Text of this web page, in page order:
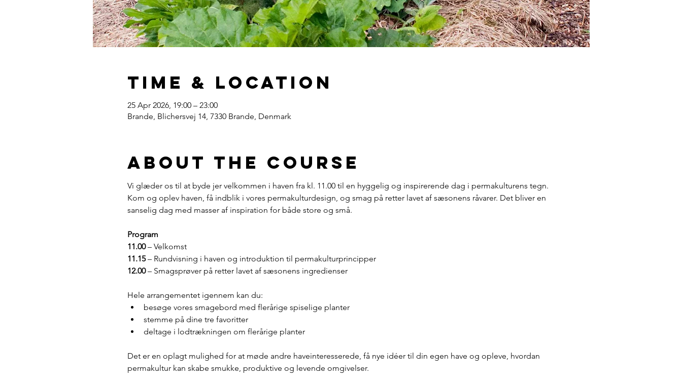
Time & Location
25 Apr 2026, 19:00 – 23:00
Brande, Blichersvej 14, 7330 Brande, Denmark
About the course
Vi glæder os til at byde jer velkommen i haven fra kl. 11.00 til en hyggelig og inspirerende dag i permakulturens tegn.
Kom og oplev haven, få indblik i vores permakulturdesign, og smag på retter lavet af sæsonens råvarer. Det bliver en
sanselig dag med masser af inspiration for både store og små.
Program
11.00 – Velkomst
11.15 – Rundvisning i haven og introduktion til permakulturprincipper
12.00 – Smagsprøver på retter lavet af sæsonens ingredienser
Hele arrangementet igennem kan du:
besøge vores smagebord med flerårige spiselige planter
stemme på dine tre favoritter
deltage i lodtrækningen om flerårige planter
Det er en oplagt mulighed for at møde andre haveinteresserede, få nye idéer til din egen have og opleve, hvordan
permakultur kan skabe smukke, produktive og levende omgivelser.